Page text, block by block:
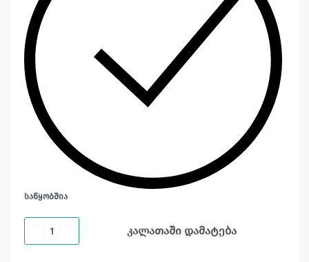
ᲡᲐᲬᲧᲝᲑᲨᲘᲐ
კალათაში დამატება